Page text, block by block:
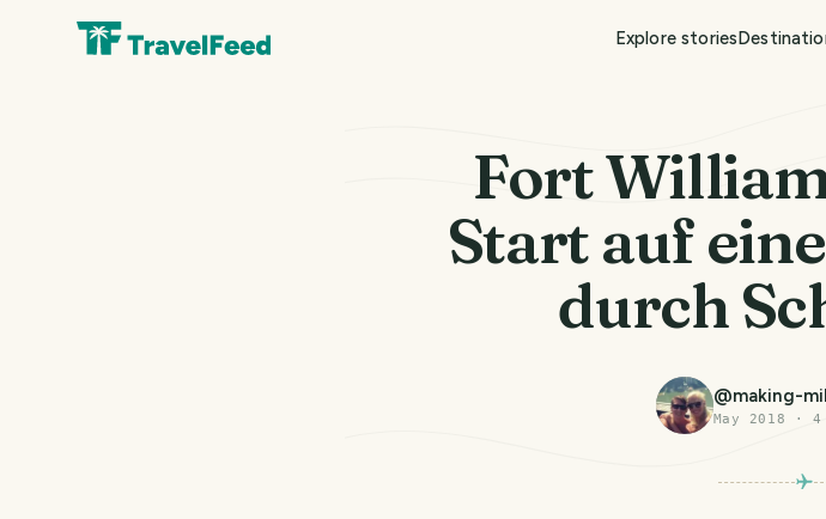
Explore stories
Fort
Start auf
durch
@making-
May 2018 · 4